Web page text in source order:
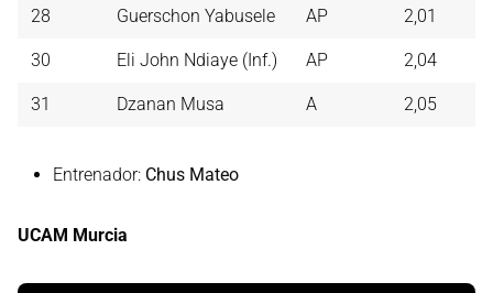
28 Guerschon Yabusele AP 2,01
30 Eli John Ndiaye (Inf.) AP 2,04
31 Dzanan Musa A 2,05
Entrenador: Chus Mateo
UCAM Murcia